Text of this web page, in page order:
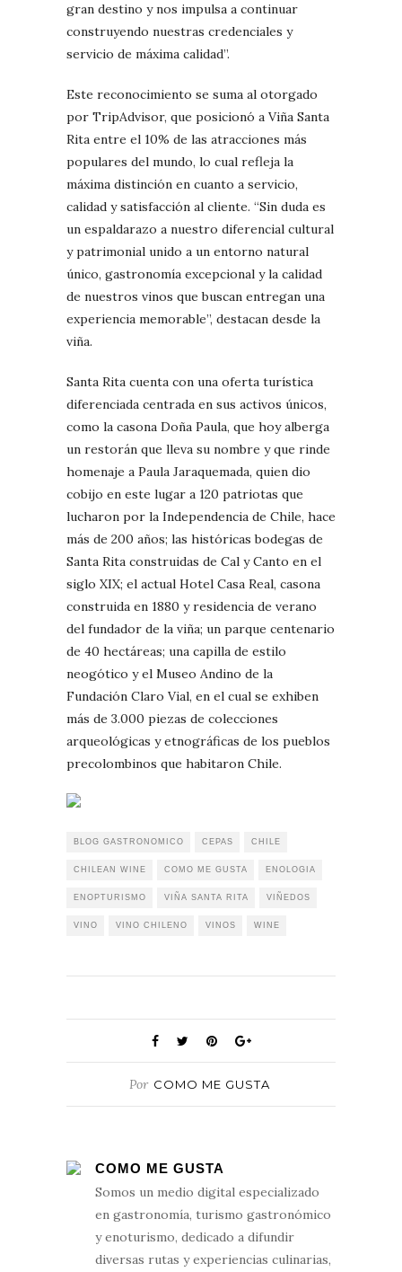
gran destino y nos impulsa a continuar
construyendo nuestras credenciales y
servicio de máxima calidad”.
Este reconocimiento se suma al otorgado
por TripAdvisor, que posicionó a Viña Santa
Rita entre el 10% de las atracciones más
populares del mundo, lo cual refleja la
máxima distinción en cuanto a servicio,
calidad y satisfacción al cliente. “Sin duda es
un espaldarazo a nuestro diferencial cultural
y patrimonial unido a un entorno natural
único, gastronomía excepcional y la calidad
de nuestros vinos que buscan entregan una
experiencia memorable”, destacan desde la
viña.
Santa Rita cuenta con una oferta turística
diferenciada centrada en sus activos únicos,
como la casona Doña Paula, que hoy alberga
un restorán que lleva su nombre y que rinde
homenaje a Paula Jaraquemada, quien dio
cobijo en este lugar a 120 patriotas que
lucharon por la Independencia de Chile, hace
más de 200 años; las históricas bodegas de
Santa Rita construidas de Cal y Canto en el
siglo XIX; el actual Hotel Casa Real, casona
construida en 1880 y residencia de verano
del fundador de la viña; un parque centenario
de 40 hectáreas; una capilla de estilo
neogótico y el Museo Andino de la
Fundación Claro Vial, en el cual se exhiben
más de 3.000 piezas de colecciones
arqueológicas y etnográficas de los pueblos
precolombinos que habitaron Chile.
BLOG GASTRONOMICO CEPAS CHILE
CHILEAN WINE COMO ME GUSTA ENOLOGIA
ENOPTURISMO VIÑA SANTA RITA VIÑEDOS
VINO VINO CHILENO VINOS WINE
Por COMO ME GUSTA
COMO ME GUSTA
Somos un medio digital especializado
en gastronomía, turismo gastronómico
y enoturismo, dedicado a difundir
diversas rutas y experiencias culinarias,